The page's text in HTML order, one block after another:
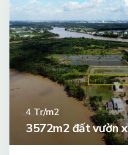
4 Tr/m2
3572m2 đất vườn